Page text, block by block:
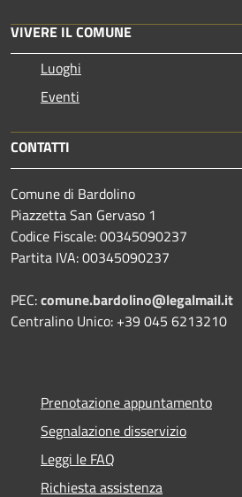
VIVERE IL COMUNE
Luoghi
Eventi
CONTATTI
Comune di Bardolino
Piazzetta San Gervaso 1
Codice Fiscale: 00345090237
Partita IVA: 00345090237
PEC:comune.bardolino@legalmail.it
Centralino Unico: +39 045 6213210
Prenotazione appuntamento
Segnalazione disservizio
Leggi le FAQ
Richiesta assistenza